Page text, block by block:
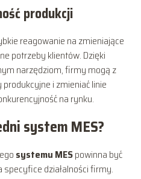
produkcji
reagowanie na zmieniające
potrzeby klientów. Dzięki
narzędziom, firmy mogą z
i zmieniać linie
na rynku.
system MES?
systemu MESpowinna być
działalności firmy.